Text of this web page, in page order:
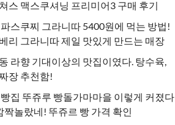
스 맥스쿠셔닝 프리미어3 구매 후기
스쿠찌 그라니따 5400원에 먹는 방법!
리 그라니따 제일 맛있게 만드는 매장
라향 기대이상의 맛집이였다. 탕수육,
장 추천함!
집 뚜쥬루 빵돌가마마을 이렇게 커졌다
짝놀랐네! 뚜쥬르 빵 가격 확인